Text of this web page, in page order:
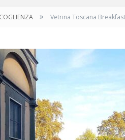
» Vetrina Toscana